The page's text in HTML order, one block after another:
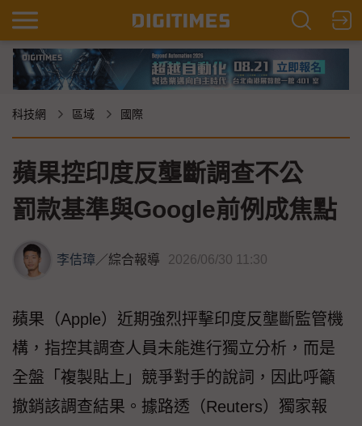
科技網 區域 國際
蘋果控印度反壟斷調查不公
罰款基準與Google前例成焦點
李佶璋／綜合報導 2026/06/30 11:30
蘋果（Apple）近期強烈抨擊印度反壟斷監管機
構，指控其調查人員未能進行獨立分析，而是
全盤「複製貼上」競爭對手的說詞，因此呼籲
撤銷該調查結果。據路透（Reuters）獨家報